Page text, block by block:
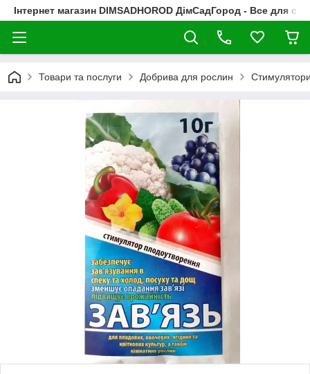
Інтернет магазин DIMSADHOROD ДімСадГород - Все для
Товари та послуги Добрива для рослин